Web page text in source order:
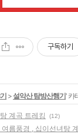
구독하기
>설악산 탐방산행기' 카
계곡 트레킹 (12)
여름풍경 , 십이선녀탕